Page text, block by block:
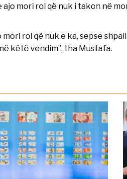
mori rol që nuk i takon në
rol që nuk e ka, sepse
këtë vendim”, tha Mustafa.